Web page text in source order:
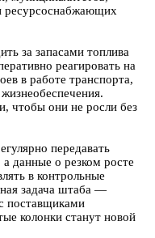
ресурсоснабжающих
за запасами топлива
реагировать на
в работе транспорта,
чтобы они не росли без
передавать
данные о резком росте
в контрольные
задача штаба —
поставщиками
колонки станут новой